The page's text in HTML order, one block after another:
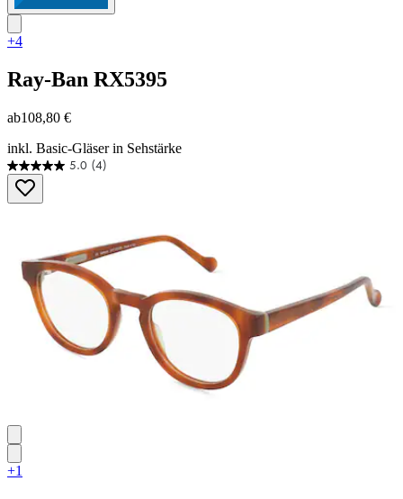
+4
Ray-Ban RX5395
ab108,80 €
inkl. Basic-Gläser in Sehstärke
5.0 (4)
5.0
von
5
Bewertungen
+1